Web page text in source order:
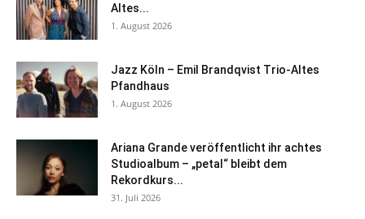
Altes...
1. August 2026
Jazz Köln – Emil Brandqvist Trio-Altes
Pfandhaus
1. August 2026
Ariana Grande veröffentlicht ihr achtes
Studioalbum – „petal“ bleibt dem
Rekordkurs...
31. Juli 2026